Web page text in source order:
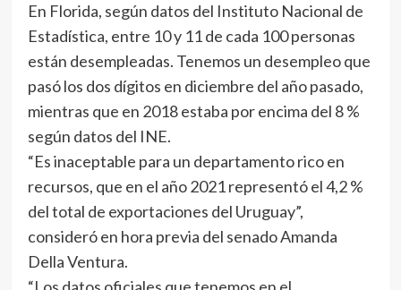
En Florida, según datos del Instituto Nacional de
Estadística, entre 10 y 11 de cada 100 personas
están desempleadas. Tenemos un desempleo que
pasó los dos dígitos en diciembre del año pasado,
mientras que en 2018 estaba por encima del 8 %
según datos del INE.
“Es inaceptable para un departamento rico en
recursos, que en el año 2021 representó el 4,2 %
del total de exportaciones del Uruguay”,
consideró en hora previa del senado Amanda
Della Ventura.